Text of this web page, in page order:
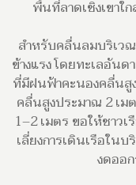
พื้นที่ลาดเชิงเขาใ
สำหรับคลื่นลมบริเว
ข้างแรง โดยทะเลอัน
ที่มีฝนฟ้าคะนองคลื่นสู
คลื่นสูงประมาณ 2 เ
1–2 เมตร ขอให้ชาว
เลี่ยงการเดินเรือใน
งดออ